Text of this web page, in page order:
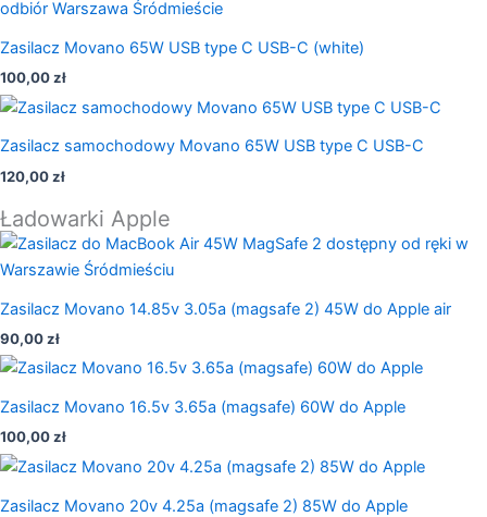
Zasilacz Movano 65W USB type C USB-C (white)
100,00zł
Zasilacz samochodowy Movano 65W USB type C USB-C
120,00zł
Ładowarki Apple
Zasilacz Movano 14.85v 3.05a (magsafe 2) 45W do Apple air
90,00zł
Zasilacz Movano 16.5v 3.65a (magsafe) 60W do Apple
100,00zł
Zasilacz Movano 20v 4.25a (magsafe 2) 85W do Apple